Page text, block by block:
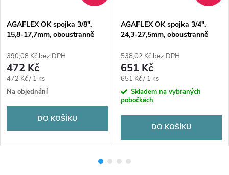
AGAFLEX OK spojka 3/8",
15,8-17,7mm, oboustranně
390,08 Kč bez DPH
472 Kč
Měrná
cena:
472 Kč / 1 ks
Na objednání
DO KOŠÍKU
AGAFLEX OK spojka 3/4",
24,3-27,5mm, oboustranně
538,02 Kč bez DPH
651 Kč
Měrná
cena:
651 Kč / 1 ks
Skladem na vybraných
pobočkách
DO KOŠÍKU